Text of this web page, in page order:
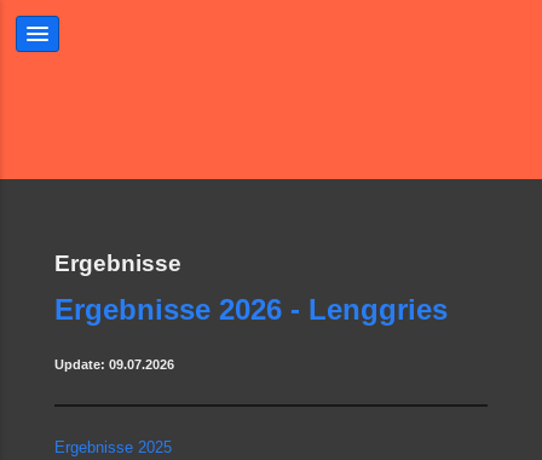
Ergebnisse
Ergebnisse 2026 - Lenggries
Update: 09.07.2026
Ergebnisse 2025